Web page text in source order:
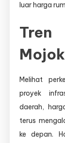
luar harga
Melihat
proyek
daerah,
terus
ke depan.